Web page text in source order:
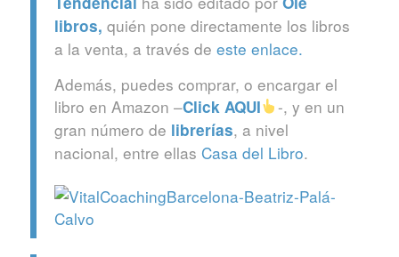
libros, quién pone directamente los libros
a la venta, a través de este enlace.
Además, puedes comprar, o encargar el
libro en Amazon –Click AQUI
-, y en un
gran número de librerías, a nivel
nacional, entre ellas Casa del Libro.